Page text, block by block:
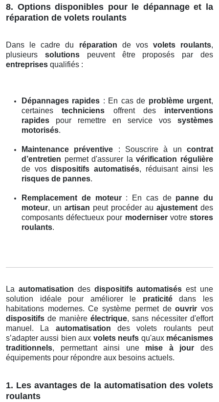
8. Options disponibles pour le dépannage et la
réparation de volets roulants
Dans le cadre du réparation de vos volets roulants,
plusieurs solutionspeuvent être proposés par des
entreprises qualifiés :
Dépannages rapides : En cas de problème urgent,
certainestechniciens offrent des interventions
rapides pour remettre en service vos systèmes
motorisés.
Maintenance préventive : Souscrire à uncontrat
d’entretien permet d'assurer lavérification régulière
de vosdispositifs automatisés, réduisant ainsi les
risques de pannes.
Remplacement de moteur: En cas de panne du
moteur, un artisan peut procéder au ajustement des
composants défectueux pour moderniservotrestores
roulants.
La automatisation des dispositifs automatisés est une
solution idéale pour améliorer le praticitédans les
habitations modernes. Ce système permet deouvrir vos
dispositifs de manière électrique, sans nécessiter d'effort
manuel. La automatisation des volets roulants peut
s’adapter aussi bien aux volets neufs qu'aux mécanismes
traditionnels, permettant ainsi une mise à jour des
équipements pour répondre aux besoins actuels.
1. Les avantages de la automatisation des volets
roulants